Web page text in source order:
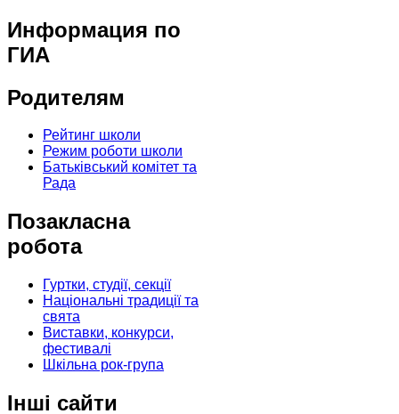
Информация по
ГИА
Родителям
Рейтинг школи
Режим роботи школи
Батьківський комітет та
Рада
Позакласна
робота
Гуртки, студії, секції
Національні традиції та
свята
Виставки, конкурси,
фестивалі
Шкільна рок-група
Інші сайти